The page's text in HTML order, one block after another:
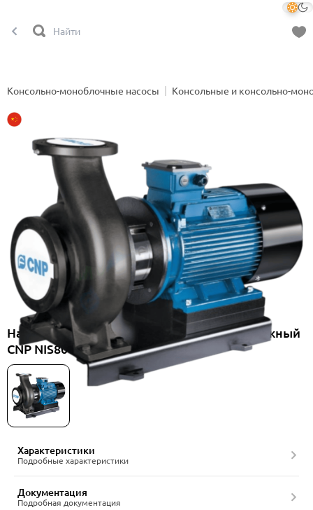
Консольно-моноблочные насосы Консольные и консольно-
Насос консольно-моноблочный центробежный
CNP NIS80-65-160/0.75SWH
Характеристики
Подробные характеристики
Документация
Подробная документация